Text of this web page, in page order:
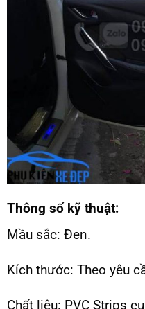
Thông số kỹ thuật:
Mầu sắc: Đen.
Kích thước: Theo yêu
Chất liệu: PVC Strips